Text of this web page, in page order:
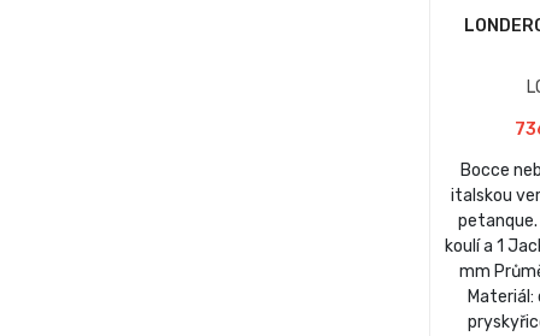
Bocce
italskou
petanque.
koulí a 1
mm
Materiál: